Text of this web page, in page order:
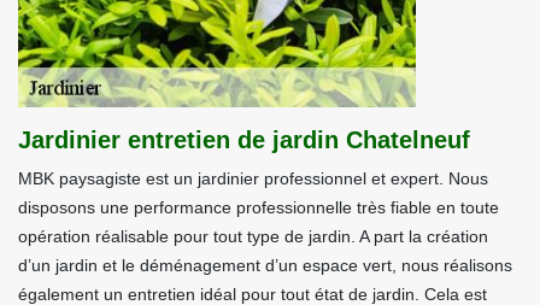
Jardinier entretien de jardin Chatelneuf
MBK paysagiste est un jardinier professionnel et expert. Nous
disposons une performance professionnelle très fiable en toute
opération réalisable pour tout type de jardin. A part la création
d’un jardin et le déménagement d’un espace vert, nous réalisons
également un entretien idéal pour tout état de jardin. Cela est